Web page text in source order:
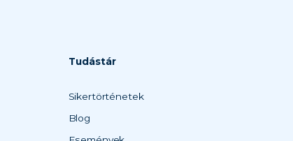
Tudástár
Sikertörténetek
Blog